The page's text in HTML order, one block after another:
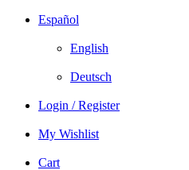
Español
English
Deutsch
Login / Register
My Wishlist
Cart